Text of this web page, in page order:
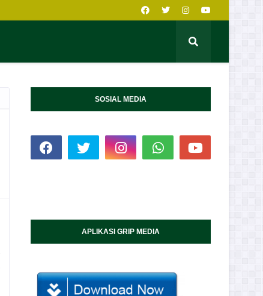
SOSIAL MEDIA
APLIKASI GRIP MEDIA